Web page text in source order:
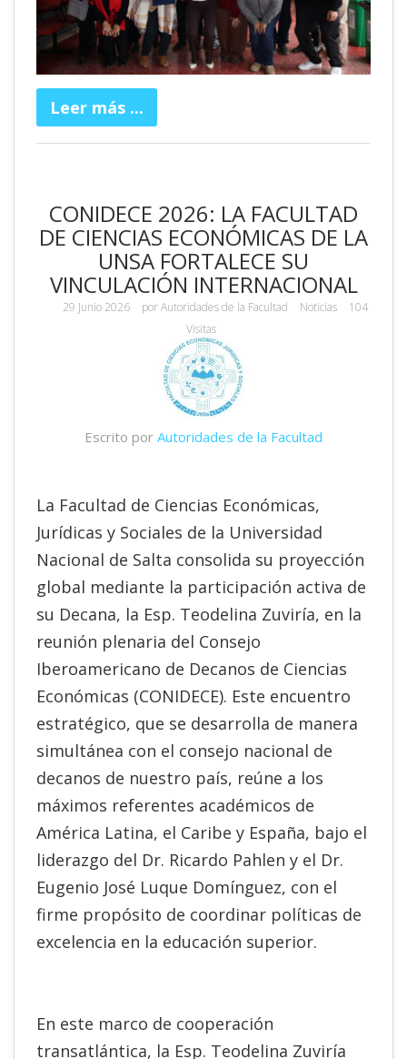
Leer más ...
CONIDECE 2026: LA FACULTAD
DE CIENCIAS ECONÓMICAS DE LA
UNSA FORTALECE SU
VINCULACIÓN INTERNACIONAL
29 Junio 2026 porAutoridades de la Facultad Noticias
104
Visitas
Escrito por Autoridades de la Facultad
La Facultad de Ciencias Económicas,
Jurídicas y Sociales de la Universidad
Nacional de Salta consolida su proyección
global mediante la participación activa de
su Decana, la Esp. Teodelina Zuviría, en la
reunión plenaria del Consejo
Iberoamericano de Decanos de Ciencias
Económicas (CONIDECE). Este encuentro
estratégico, que se desarrolla de manera
simultánea con el consejo nacional de
decanos de nuestro país, reúne a los
máximos referentes académicos de
América Latina, el Caribe y España, bajo el
liderazgo del Dr. Ricardo Pahlen y el Dr.
Eugenio José Luque Domínguez, con el
firme propósito de coordinar políticas de
excelencia en la educación superior.
En este marco de cooperación
transatlántica, la Esp. Teodelina Zuviría